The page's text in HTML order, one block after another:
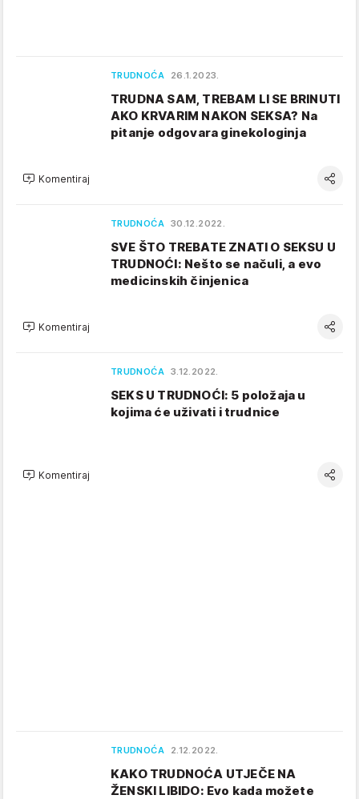
TRUDNOĆA 26.1.2023.
TRUDNA SAM, TREBAM LI SE BRINUTI
AKO KRVARIM NAKON SEKSA? Na
pitanje odgovara ginekologinja
Komentiraj
TRUDNOĆA 30.12.2022.
SVE ŠTO TREBATE ZNATI O SEKSU U
TRUDNOĆI: Nešto se načuli, a evo
medicinskih činjenica
Komentiraj
TRUDNOĆA 3.12.2022.
SEKS U TRUDNOĆI: 5 položaja u
kojima će uživati i trudnice
Komentiraj
TRUDNOĆA 2.12.2022.
KAKO TRUDNOĆA UTJEČE NA
ŽENSKI LIBIDO: Evo kada možete